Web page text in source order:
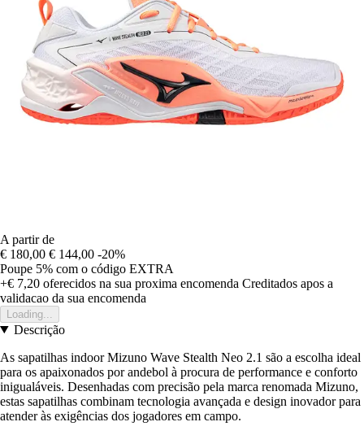
A partir de
€ 180,00 € 144,00 -20%
Poupe 5% com o código EXTRA
+€ 7,20 oferecidos na sua proxima encomenda Creditados apos a
validacao da sua encomenda
Loading...
Descrição
As sapatilhas indoor Mizuno Wave Stealth Neo 2.1 são a escolha ideal
para os apaixonados por andebol à procura de performance e conforto
inigualáveis. Desenhadas com precisão pela marca renomada Mizuno,
estas sapatilhas combinam tecnologia avançada e design inovador para
atender às exigências dos jogadores em campo.